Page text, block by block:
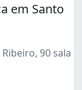
em Santo
90 sala